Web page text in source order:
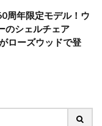
周年限定モデル！ウ
のシェルチェア
ローズウッドで登